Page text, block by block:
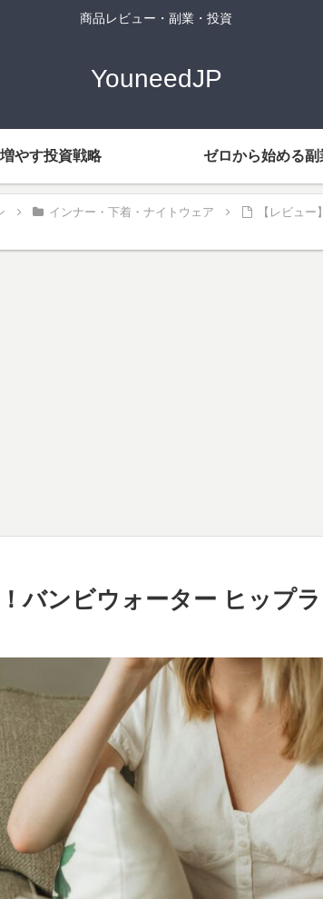
商品レビュー・副業・投資
YouneedJP
やす投資戦略 ゼロから始める副
インナー・下着・ナイトウェア
【レビュ
バンビウォーター ヒップラ